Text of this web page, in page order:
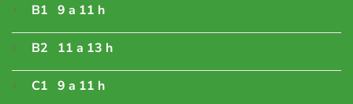
B1 9 a 11 h
B2 11 a 13 h
C1 9 a 11 h